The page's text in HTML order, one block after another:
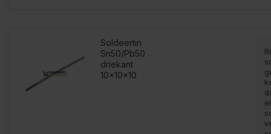
Soldeertin
Sn50/Pb50
driekant
10x10x10